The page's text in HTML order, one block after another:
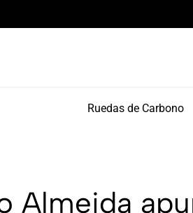
Ruedas de Carbono
Almeida